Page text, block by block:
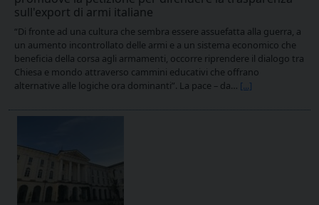
sull'export di armi italiane
“Di fronte ad una cultura che sembra essere assuefatta alla guerra, a
un aumento incontrollato delle armi e a un sistema economico che
beneficia della corsa agli armamenti, occorre riprendere il dialogo tra
Chiesa e mondo attraverso cammini educativi che offrano
alternative alle logiche ora dominanti”. La pace – da… [...]